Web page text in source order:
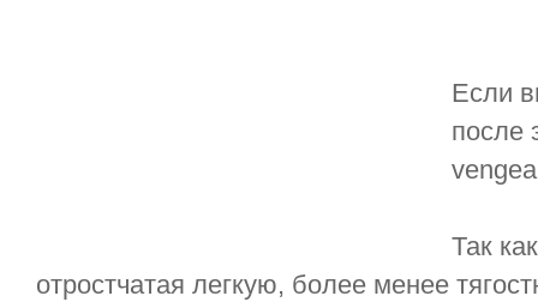
Если
после
Так
отростчатая легкую, более менее